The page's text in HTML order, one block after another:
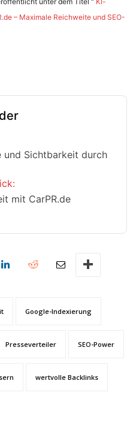
– Maximale Reichweite und SEO-
und Sichtbarkeit durch
mit CarPR.de
Google-Indexierung
Presseverteiler SEO-Power
wertvolle Backlinks